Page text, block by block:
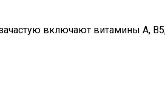
включают витамины А,